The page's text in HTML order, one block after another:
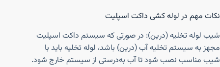
نکات مهم در لوله کشی داکت اسپلیت
شیب لوله تخلیه (درین): در صورتی که سیستم داکت اسپلیت
مجهز به سیستم تخلیه آب (درین) باشد، لوله تخلیه باید با
شیب مناسب نصب شود تا آب به‌درستی از سیستم خارج شود.